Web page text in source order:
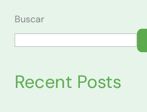
Buscar
Recent Posts